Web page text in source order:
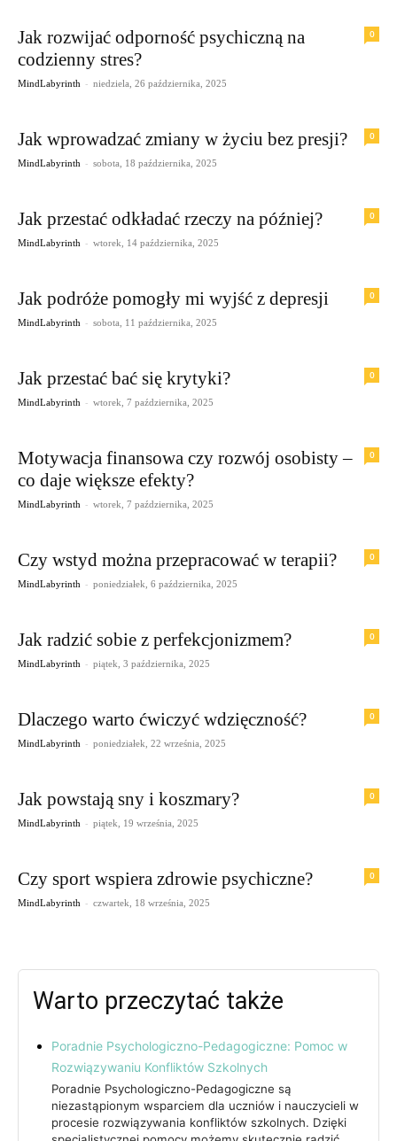
0
Jak rozwijać odporność psychiczną na
codzienny stres?
MindLabyrinth - niedziela, 26 października, 2025
0
Jak wprowadzać zmiany w życiu bez presji?
MindLabyrinth - sobota, 18 października, 2025
0
Jak przestać odkładać rzeczy na później?
MindLabyrinth - wtorek, 14 października, 2025
0
Jak podróże pomogły mi wyjść z depresji
MindLabyrinth - sobota, 11 października, 2025
0
Jak przestać bać się krytyki?
MindLabyrinth - wtorek, 7 października, 2025
0
Motywacja finansowa czy rozwój osobisty –
co daje większe efekty?
MindLabyrinth - wtorek, 7 października, 2025
0
Czy wstyd można przepracować w terapii?
MindLabyrinth - poniedziałek, 6 października, 2025
0
Jak radzić sobie z perfekcjonizmem?
MindLabyrinth - piątek, 3 października, 2025
0
Dlaczego warto ćwiczyć wdzięczność?
MindLabyrinth - poniedziałek, 22 września, 2025
0
Jak powstają sny i koszmary?
MindLabyrinth - piątek, 19 września, 2025
0
Czy sport wspiera zdrowie psychiczne?
MindLabyrinth - czwartek, 18 września, 2025
Warto przeczytać także
Poradnie Psychologiczno-Pedagogiczne: Pomoc w
Rozwiązywaniu Konfliktów Szkolnych
Poradnie Psychologiczno-Pedagogiczne są
niezastąpionym wsparciem dla uczniów i nauczycieli w
procesie rozwiązywania konfliktów szkolnych. Dzięki